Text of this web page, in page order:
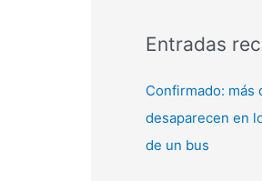
Entradas
Confirmado: más
desaparecen en
de un bus